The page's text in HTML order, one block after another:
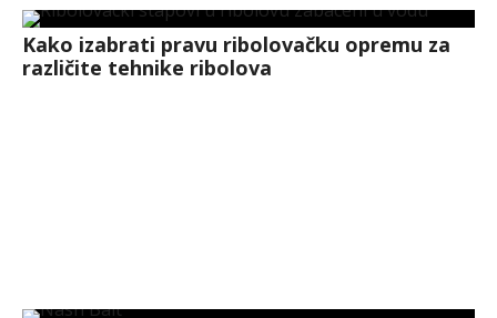
Kako izabrati pravu ribolovačku opremu za
različite tehnike ribolova